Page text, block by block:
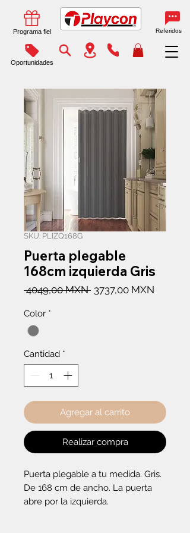
Programa fiel Referidos
Oportunidades
SKU: PLIZQ168G
Puerta plegable
168cm izquierda Gris
4049,00 MXN Precio
3737,00 MXN
Color *
Cantidad *
Agregar al carrito
Realizar compra
Puerta plegable a tu medida. Gris.
De 168 cm de ancho. La puerta
abre por la izquierda.